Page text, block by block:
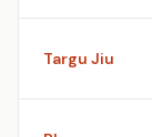
Targu Jiu